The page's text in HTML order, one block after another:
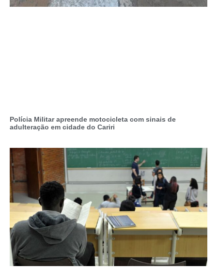
Polícia Militar apreende motocicleta com sinais de
adulteração em cidade do Cariri